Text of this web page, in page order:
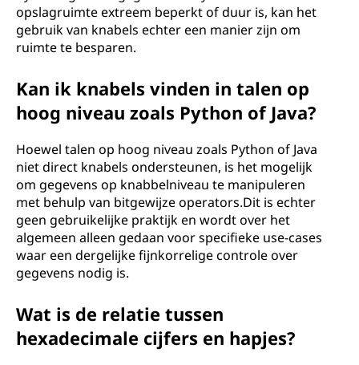
opslagruimte extreem beperkt of duur is, kan het
gebruik van knabels echter een manier zijn om
ruimte te besparen.
Kan ik knabels vinden in talen op
hoog niveau zoals Python of Java?
Hoewel talen op hoog niveau zoals Python of Java
niet direct knabels ondersteunen, is het mogelijk
om gegevens op knabbelniveau te manipuleren
met behulp van bitgewijze operators.Dit is echter
geen gebruikelijke praktijk en wordt over het
algemeen alleen gedaan voor specifieke use-cases
waar een dergelijke fijnkorrelige controle over
gegevens nodig is.
Wat is de relatie tussen
hexadecimale cijfers en hapjes?